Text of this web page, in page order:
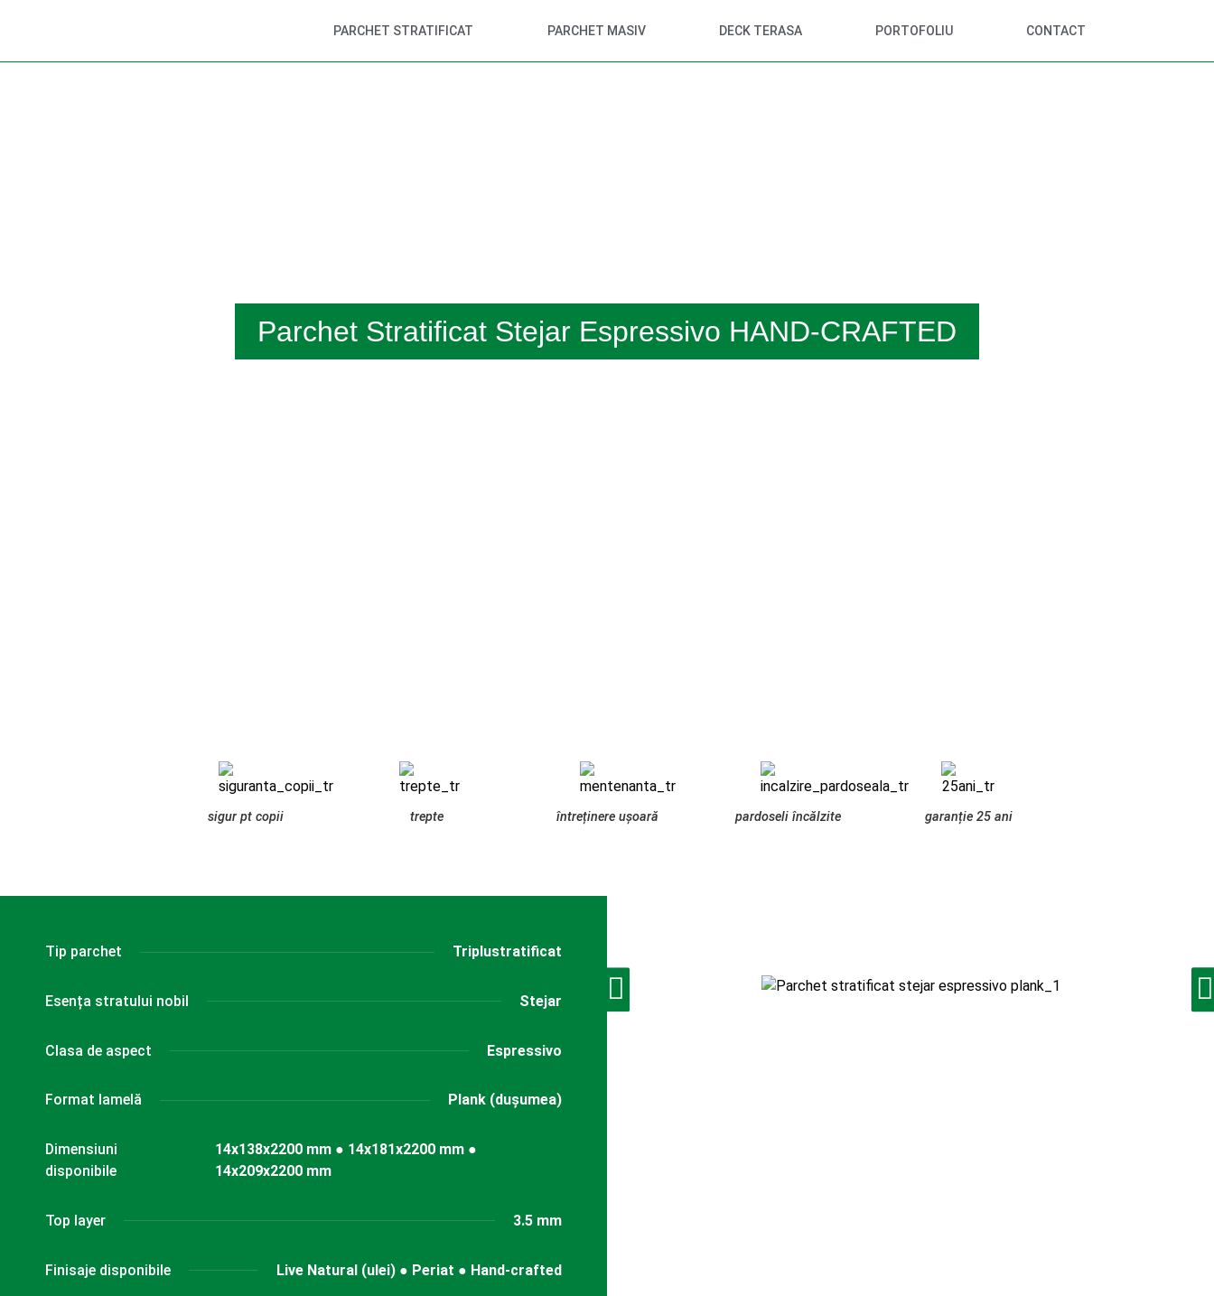
PARCHET STRATIFICAT PARCHET MASIV DECK TERASA PORTOFOLIU CONTACT
Parchet Stratificat Stejar Espressivo HAND-CRAFTED
sigur pt copii trepte întreținere ușoară pardoseli încălzite garanție 25 ani
Tip parchet Triplustratificat
Esența stratului nobil Stejar
Clasa de aspect Espressivo
Format lamelă Plank (dușumea)
Dimensiuni
disponibile
14x138x2200 mm ● 14x181x2200 mm ●
14x209x2200 mm
Top layer 3.5 mm
Finisaje disponibile Live Natural (ulei) ● Periat ● Hand-crafted